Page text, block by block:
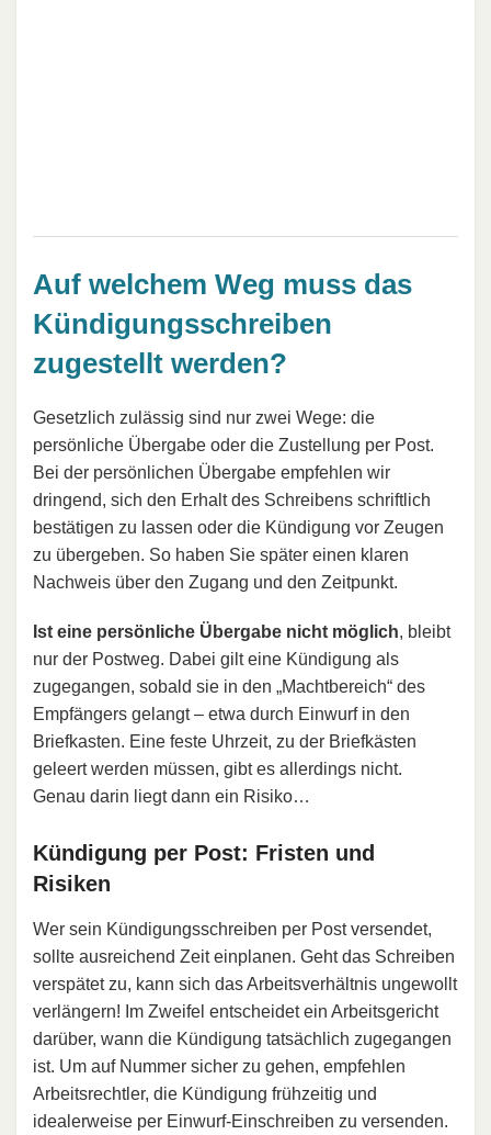
Auf welchem Weg muss das
Kündigungsschreiben
zugestellt werden?
Gesetzlich zulässig sind nur zwei Wege: die
persönliche Übergabe oder die Zustellung per Post.
Bei der persönlichen Übergabe empfehlen wir
dringend, sich den Erhalt des Schreibens schriftlich
bestätigen zu lassen oder die Kündigung vor Zeugen
zu übergeben. So haben Sie später einen klaren
Nachweis über den Zugang und den Zeitpunkt.
Ist eine persönliche Übergabe nicht möglich, bleibt
nur der Postweg. Dabei gilt eine Kündigung als
zugegangen, sobald sie in den „Machtbereich“ des
Empfängers gelangt – etwa durch Einwurf in den
Briefkasten. Eine feste Uhrzeit, zu der Briefkästen
geleert werden müssen, gibt es allerdings nicht.
Genau darin liegt dann ein Risiko…
Kündigung per Post: Fristen und
Risiken
Wer sein Kündigungsschreiben per Post versendet,
sollte ausreichend Zeit einplanen. Geht das Schreiben
verspätet zu, kann sich das Arbeitsverhältnis ungewollt
verlängern! Im Zweifel entscheidet ein Arbeitsgericht
darüber, wann die Kündigung tatsächlich zugegangen
ist. Um auf Nummer sicher zu gehen, empfehlen
Arbeitsrechtler, die Kündigung frühzeitig und
idealerweise per Einwurf-Einschreiben zu versenden.